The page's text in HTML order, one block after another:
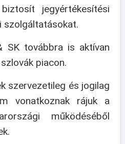
jegyértékesítési
szolgáltatásokat.
SK továbbra is aktívan
piacon.
szervezetileg és jogilag
vonatkoznak rájuk a
működéséből